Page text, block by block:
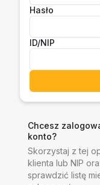
Hasło
ID/NIP
Chcesz
konto?
Skorzystaj z tej
klienta lub NIP
sprawdzić listę